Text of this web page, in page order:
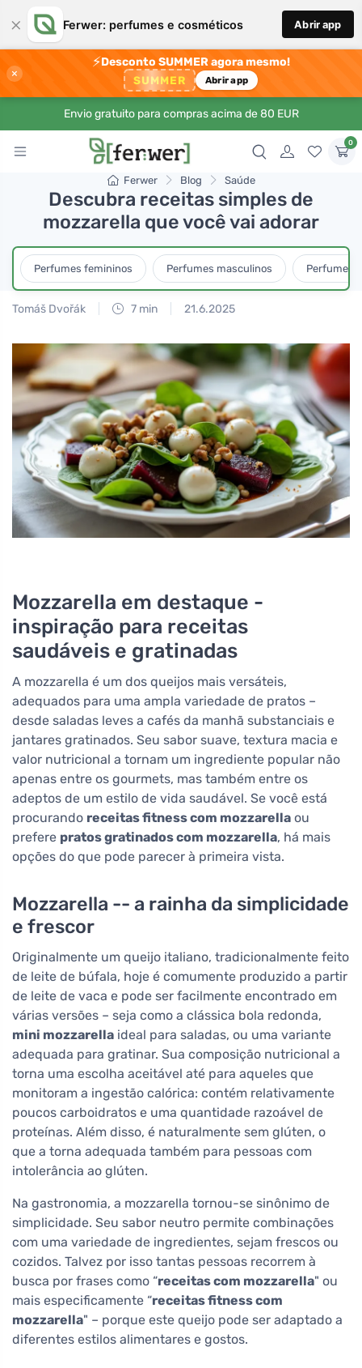
× Ferwer: perfumes e cosméticos Abrir app
×
⚡Desconto SUMMER agora mesmo!
SUMMER Abrir app
Envio gratuito para compras acima de 80 EUR
0
Ferwer Blog Saúde
Descubra receitas simples de
mozzarella que você vai adorar
Perfumes femininos Perfumes masculinos Perfumes
Tomáš Dvořák 7 min 21.6.2025
Mozzarella em destaque -
inspiração para receitas
saudáveis e gratinadas
A mozzarella é um dos queijos mais versáteis,
adequados para uma ampla variedade de pratos –
desde saladas leves a cafés da manhã substanciais e
jantares gratinados. Seu sabor suave, textura macia e
valor nutricional a tornam um ingrediente popular não
apenas entre os gourmets, mas também entre os
adeptos de um estilo de vida saudável. Se você está
procurando receitas fitness com mozzarella ou
prefere pratos gratinados com mozzarella, há mais
opções do que pode parecer à primeira vista.
Mozzarella -- a rainha da simplicidade
e frescor
Originalmente um queijo italiano, tradicionalmente feito
de leite de búfala, hoje é comumente produzido a partir
de leite de vaca e pode ser facilmente encontrado em
várias versões – seja como a clássica bola redonda,
mini mozzarella ideal para saladas, ou uma variante
adequada para gratinar. Sua composição nutricional a
torna uma escolha aceitável até para aqueles que
monitoram a ingestão calórica: contém relativamente
poucos carboidratos e uma quantidade razoável de
proteínas. Além disso, é naturalmente sem glúten, o
que a torna adequada também para pessoas com
intolerância ao glúten.
Na gastronomia, a mozzarella tornou-se sinônimo de
simplicidade. Seu sabor neutro permite combinações
com uma variedade de ingredientes, sejam frescos ou
cozidos. Talvez por isso tantas pessoas recorrem à
busca por frases como “receitas com mozzarella" ou
mais especificamente “receitas fitness com
mozzarella" – porque este queijo pode ser adaptado a
diferentes estilos alimentares e gostos.